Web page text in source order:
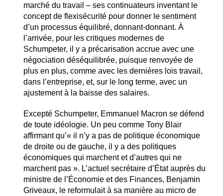
marché du travail – ses continuateurs inventant le
concept de flexisécurité pour donner le sentiment
d’un processus équilibré, donnant-donnant­. À
l’arrivée, pour les critiques modernes de
Schumpeter, il y a précarisation accrue avec une
négociation déséquilibrée, puisque renvoyée de
plus en plus, comme avec les dernières lois travail,
dans l’entreprise, et, sur le long terme, avec un
ajustement à la baisse des salaires.
Excepté Schumpeter, Emmanuel Macron se défend
de toute idéologie. Un peu comme Tony Blair
affirmant qu’« il n’y a pas de politique économique
de droite ou de gauche, il y a des politiques
économiques qui marchent et d’autres qui ne
marchent pas ». L’actuel secrétaire d’État auprès du
ministre de l’Économie et des Finances, Benjamin
Griveaux, le reformulait à sa manière au micro de